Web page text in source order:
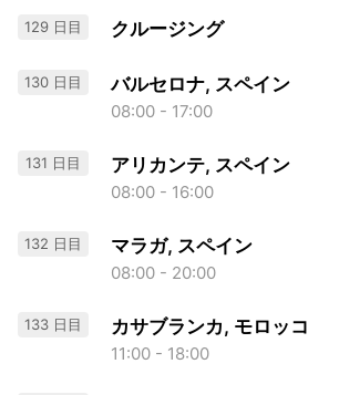
129 日目 クルージング
130 日目 バルセロナ, スペイン
08:00 - 17:00
131 日目 アリカンテ, スペイン
08:00 - 16:00
132 日目 マラガ, スペイン
08:00 - 20:00
133 日目 カサブランカ, モロッコ
11:00 - 18:00